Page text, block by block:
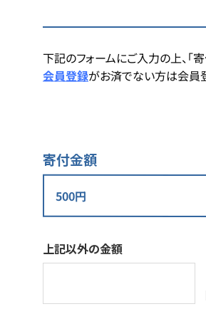
下記のフォームにご入力の上、「寄
会員登録がお済でない方は会員
寄付金額
上記以外の金額